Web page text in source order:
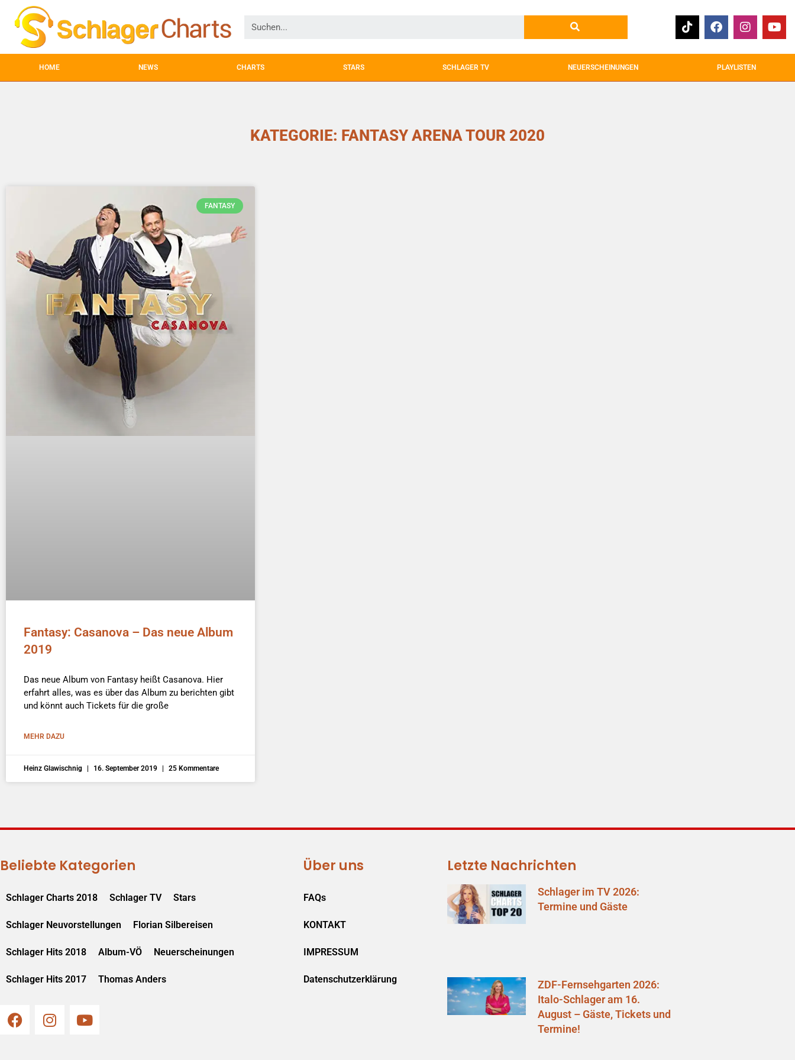
HOME NEWS CHARTS STARS SCHLAGER TV NEUERSCHEINUNGEN PLAYLISTEN
KATEGORIE: FANTASY ARENA TOUR 2020
FANTASY
Fantasy: Casanova – Das neue Album
2019
Das neue Album von Fantasy heißt Casanova. Hier
erfahrt alles, was es über das Album zu berichten gibt
und könnt auch Tickets für die große
MEHR DAZU
Heinz Glawischnig 16. September 2019 25 Kommentare
Beliebte Kategorien
Schlager Charts 2018 Schlager TV Stars
Schlager Neuvorstellungen Florian Silbereisen
Schlager Hits 2018 Album-VÖ Neuerscheinungen
Schlager Hits 2017 Thomas Anders
Über uns
FAQs
KONTAKT
IMPRESSUM
Datenschutzerklärung
Letzte Nachrichten
Schlager im TV 2026:
Termine und Gäste
ZDF-Fernsehgarten 2026:
Italo-Schlager am 16.
August – Gäste, Tickets und
Termine!